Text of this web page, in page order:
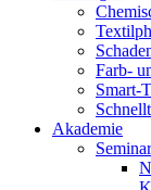
Farb-
Smart-
Akademie